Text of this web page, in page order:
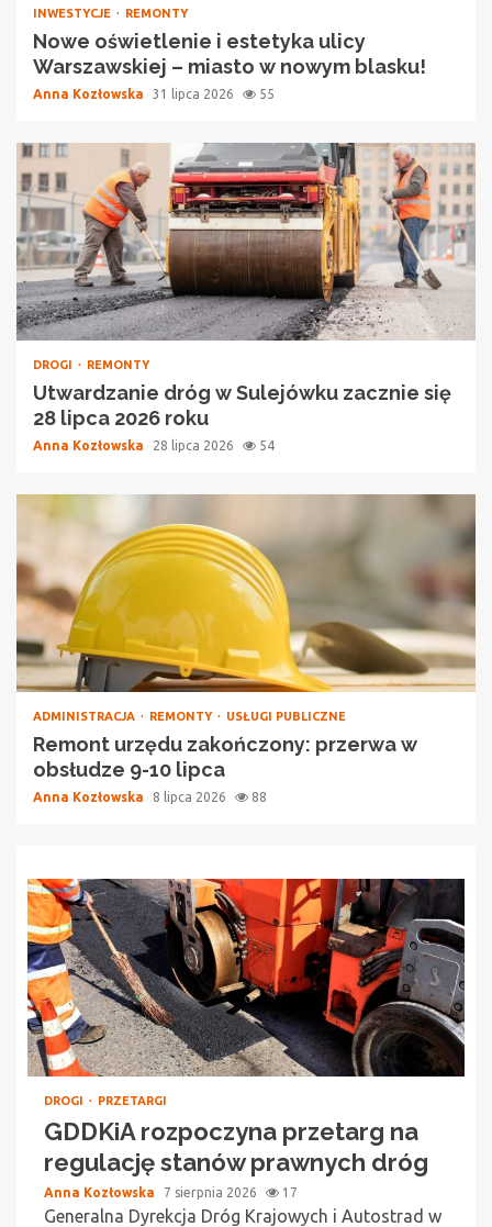
INWESTYCJE REMONTY
Nowe oświetlenie i estetyka ulicy
Warszawskiej – miasto w nowym blasku!
Anna Kozłowska 31 lipca 2026 55
DROGI REMONTY
Utwardzanie dróg w Sulejówku zacznie się
28 lipca 2026 roku
Anna Kozłowska 28 lipca 2026 54
ADMINISTRACJA REMONTY USŁUGI PUBLICZNE
Remont urzędu zakończony: przerwa w
obsłudze 9-10 lipca
Anna Kozłowska 8 lipca 2026 88
DROGI PRZETARGI
GDDKiA rozpoczyna przetarg na
regulację stanów prawnych dróg
Anna Kozłowska 7 sierpnia 2026 17
Generalna Dyrekcja Dróg Krajowych i Autostrad w